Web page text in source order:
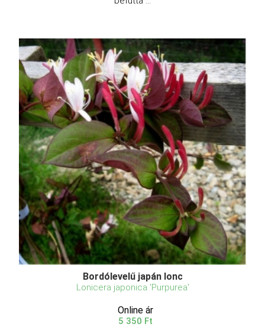
Bordólevelű japán lonc
Lonicera japonica 'Purpurea'
Online ár
5 350 Ft